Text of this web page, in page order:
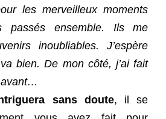
les merveilleux moments
passés ensemble. Ils me
inoubliables. J’espère
bien. De mon côté, j’ai fait
avant…
sans doute, il se